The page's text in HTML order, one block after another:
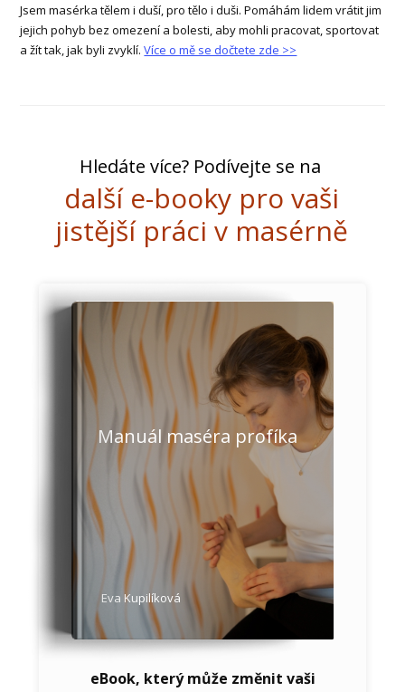
Jsem masérka tělem i duší, pro tělo i duši. Pomáhám lidem vrátit jim
jejich pohyb bez omezení a bolesti, aby mohli pracovat, sportovat
a žít tak, jak byli zvyklí.Více o mě se dočtete zde >>
Hledáte více? Podívejte se na
další e-booky pro vaši
jistější práci v masérně
Manuál maséra profíka
Eva Kupilíková
eBook, který může změnit vaši